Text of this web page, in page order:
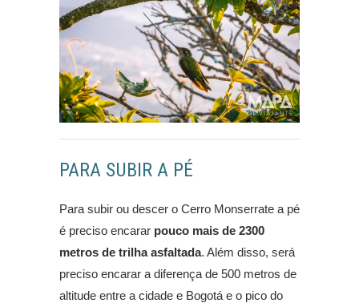
PARA SUBIR A PÉ
Para subir ou descer o Cerro Monserrate a pé
é preciso encarar pouco mais de 2300
metros de trilha asfaltada. Além disso, será
preciso encarar a diferença de 500 metros de
altitude entre a cidade e Bogotá e o pico do